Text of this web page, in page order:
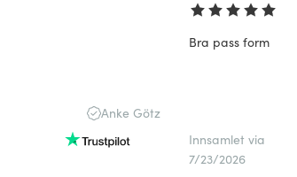
Anke Götz
Bra pass form
Innsamlet via
7/23/2026